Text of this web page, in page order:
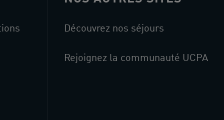
Découvrez nos séjours
Rejoignez la communauté UCPA